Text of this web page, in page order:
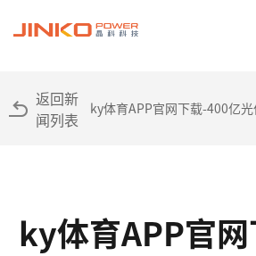
返回新
闻列表
ky体育APP官网下载-400亿
ky体育APP官